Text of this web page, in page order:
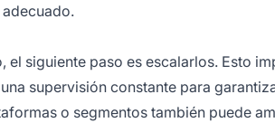
el siguiente paso es escalarlos. Esto
supervisión constante para
o segmentos también puede